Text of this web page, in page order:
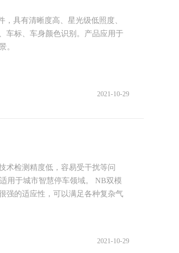
具有清晰度高、星光级低照度、
车标、车身颜色识别。产品应用于
。
2021-10-29
术检测精度低，容易受干扰等问
用于城市智慧停车领域。 NB双模
强的适应性，可以满足各种复杂气
2021-10-29